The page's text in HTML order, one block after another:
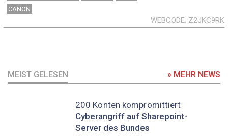
CANON
WEBCODE Z2JKC9RK
MEIST GELESEN » MEHR NEWS
200 Konten kompromittiert
Cyberangriff auf Sharepoint-
Server des Bundes